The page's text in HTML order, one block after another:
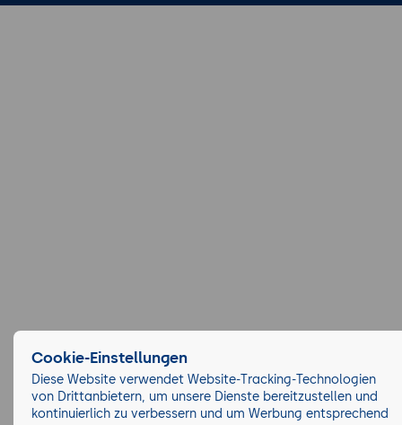
Cookie-Einstellungen
Diese Website verwendet Website-Tracking-Technologien
von Drittanbietern, um unsere Dienste bereitzustellen und
kontinuierlich zu verbessern und um Werbung entsprechend